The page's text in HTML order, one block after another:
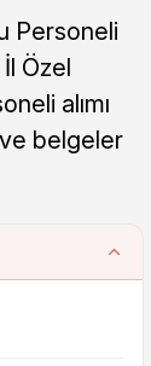
Personeli
Özel
alımı
belgeler